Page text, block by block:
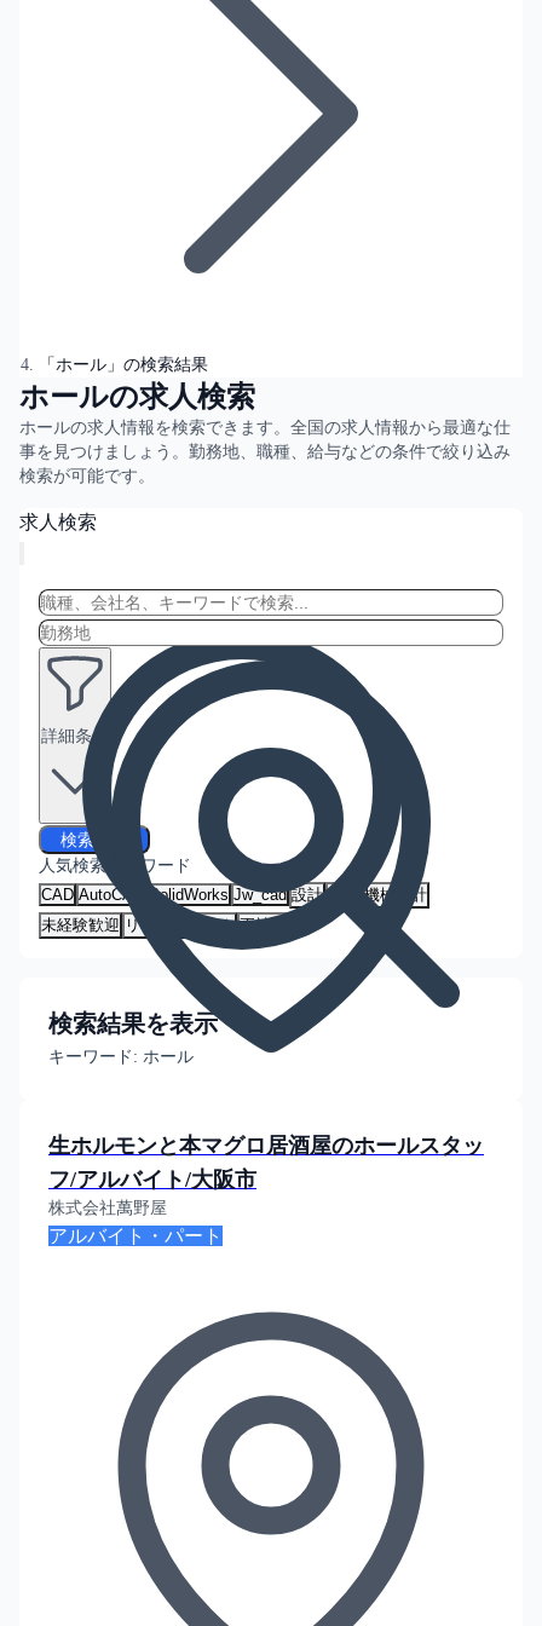
「ホール」の検索結果
ホールの求人検索
ホールの求人情報を検索できます。全国の求人情報から最適な仕
事を見つけましょう。勤務地、職種、給与などの条件で絞り込み
検索が可能です。
求人検索
詳細条件
検索する
人気検索キーワード
CAD AutoCAD SolidWorks Jw_cad 設計
機械設計
未経験歓迎 リモートワーク 正社員
検索結果を表示
キーワード: ホール
生ホルモンと本マグロ居酒屋のホールスタッ
フ/アルバイト/大阪市
株式会社萬野屋
アルバイト・パート